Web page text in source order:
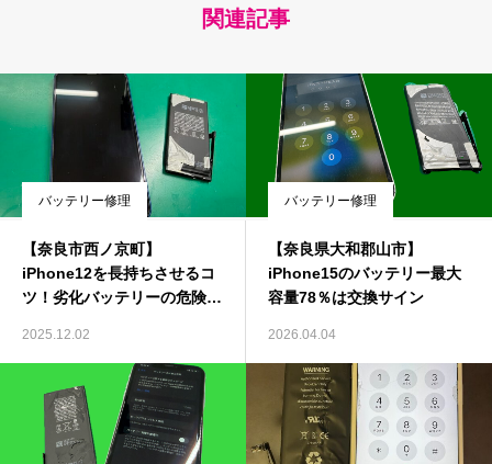
関連記事
バッテリー修理
【奈良市西ノ京町】
iPhone12を長持ちさせるコ
ツ！劣化バッテリーの危険性
2025.12.02
バッテリー修理
【奈良県大和郡山市】
iPhone15のバッテリー最大
容量78％は交換サイン
2026.04.04